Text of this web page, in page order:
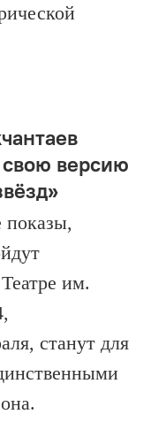
версию
им.
станут для